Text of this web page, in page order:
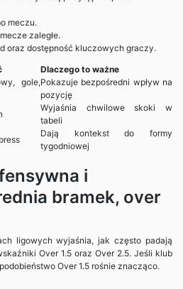
meczu.
zaległe.
oraz dostępność kluczowych graczy.
Dlaczego to ważne
gole,Pokazuje bezpośredni wpływ na
pozycję
Wyjaśnia chwilowe skoki w
tabeli
Dają kontekst do formy
tygodniowej
i
bramek, over
ligowych wyjaśnia, jak często padają
Over 1.5 oraz Over 2.5. Jeśli klub
Over 1.5 rośnie znacząco.